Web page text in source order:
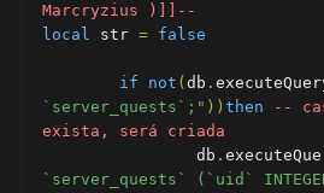
Marcryzius )]]--
local str = false
if not ( db .
`server_quests`;" )) then
--
exista, será criada
		db
.
`server_quests` (`uid`